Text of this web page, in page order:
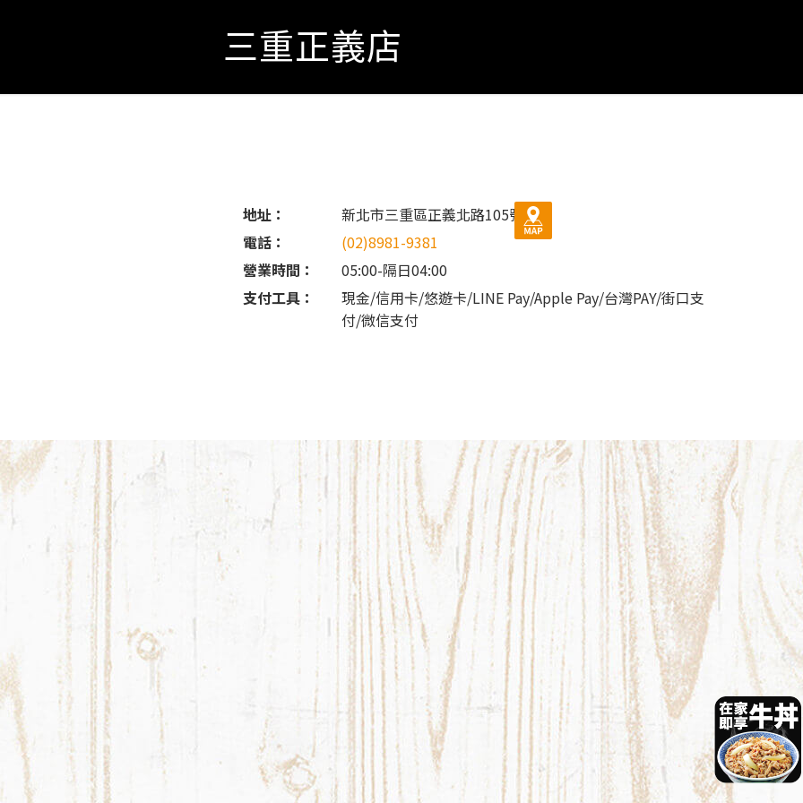
三重正義店
地址：
新北市三重區正義北路105號
電話：
(02)8981-9381
營業時間：
05:00-隔日04:00
支付工具：
現金/信用卡/悠遊卡/LINE Pay/Apple Pay/台灣PAY/街口支
付/微信支付